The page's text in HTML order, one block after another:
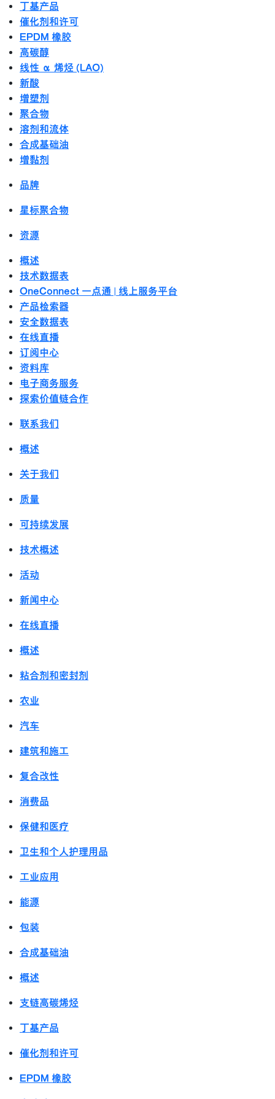
丁基产品
催化剂和许可
EPDM 橡胶
高碳醇
线性 α 烯烃 (LAO)
新酸
增塑剂
聚合物
溶剂和流体
合成基础油
增黏剂
品牌
星标聚合物
资源
概述
技术数据表
OneConnect 一点通 | 线上服务平台
产品检索器
安全数据表
在线直播
订阅中心
资料库
电子商务服务
探索价值链合作
联系我们
概述
关于我们
质量
可持续发展
技术概述
活动
新闻中心
在线直播
概述
粘合剂和密封剂
农业
汽车
建筑和施工
复合改性
消费品
保健和医疗
卫生和个人护理用品
工业应用
能源
包装
合成基础油
概述
支链高碳烯烃
丁基产品
催化剂和许可
EPDM 橡胶